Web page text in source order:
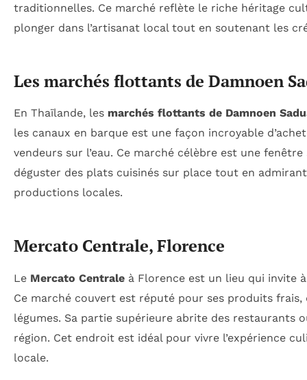
traditionnelles. Ce marché reflète le riche héritage
plonger dans l’artisanat local tout en soutenant les
Les marchés flottants de Damnoen
En Thaïlande, les marchés flottants de Damnoen
les canaux en barque est une façon incroyable
vendeurs sur l’eau. Ce marché célèbre est une
déguster des plats cuisinés sur place tout en
productions locales.
Mercato Centrale, Florence
Le Mercato Centrale à Florence est un lieu qui invite
Ce marché couvert est réputé pour ses produits frais,
légumes. Sa partie supérieure abrite des restaurants
région. Cet endroit est idéal pour vivre l’expérience
locale.